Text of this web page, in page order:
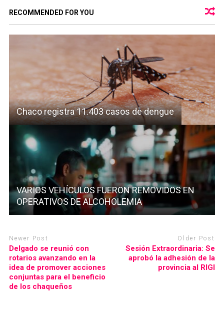
RECOMMENDED FOR YOU
Chaco registra 11.403 casos de dengue
VARIOS VEHÍCULOS FUERON REMOVIDOS EN
OPERATIVOS DE ALCOHOLEMIA
Newer Post
Delgado se reunió con
rotarios avanzando en la
idea de promover acciones
conjuntas para el beneficio
de los chaqueños
Older Post
Sesión Extraordinaria: Se
aprobó la adhesión de la
provincia al RIGI